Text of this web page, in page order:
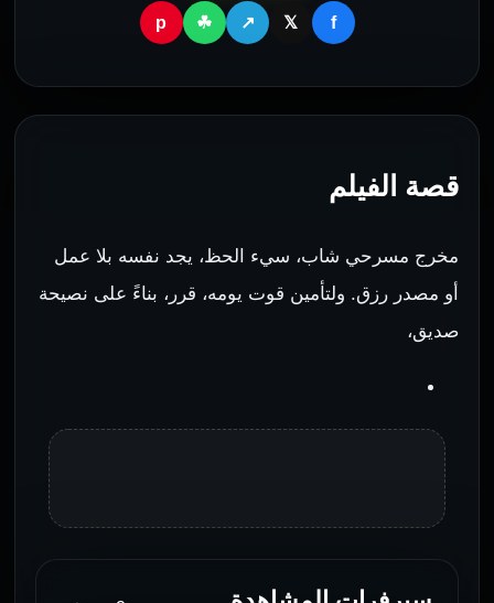
f
𝕏
↗
☘
p
قصة الفيلم
مخرج مسرحي شاب، سيء الحظ، يجد نفسه بلا عمل
أو مصدر رزق. ولتأمين قوت يومه، قرر، بناءً على نصيحة
صديق،